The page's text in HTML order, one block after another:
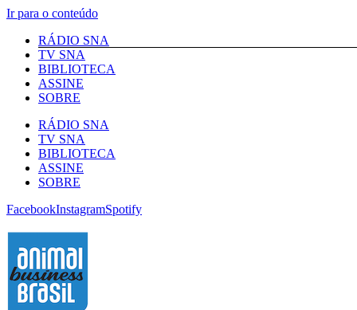
Ir para o conteúdo
RÁDIO SNA
TV SNA
BIBLIOTECA
ASSINE
SOBRE
RÁDIO SNA
TV SNA
BIBLIOTECA
ASSINE
SOBRE
FacebookInstagramSpotify